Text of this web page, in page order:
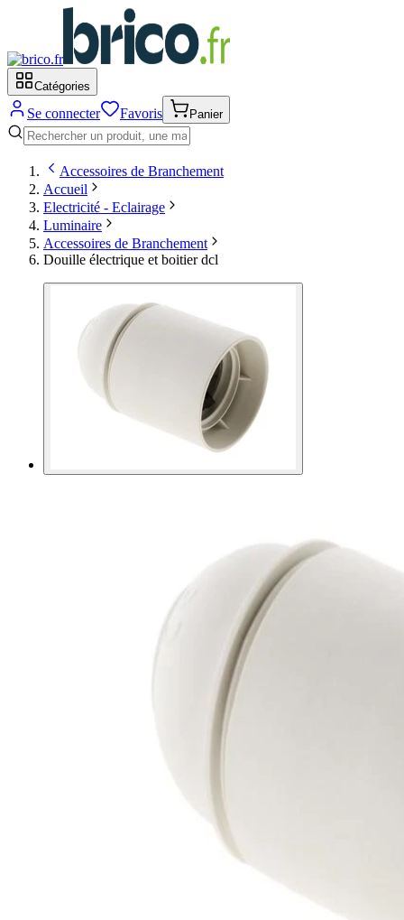
Catégories
Se connecter Favoris Panier
Accessoires de Branchement
Accueil
Electricité - Eclairage
Luminaire
Accessoires de Branchement
Douille électrique et boitier dcl